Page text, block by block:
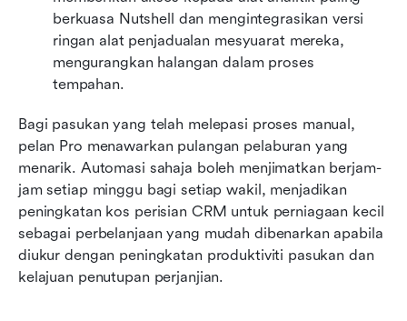
berkuasa Nutshell dan mengintegrasikan versi
ringan alat penjadualan mesyuarat mereka,
mengurangkan halangan dalam proses
tempahan.
Bagi pasukan yang telah melepasi proses manual,
pelan Pro menawarkan pulangan pelaburan yang
menarik. Automasi sahaja boleh menjimatkan berjam-
jam setiap minggu bagi setiap wakil, menjadikan
peningkatan kos perisian CRM untuk perniagaan kecil
sebagai perbelanjaan yang mudah dibenarkan apabila
diukur dengan peningkatan produktiviti pasukan dan
kelajuan penutupan perjanjian.